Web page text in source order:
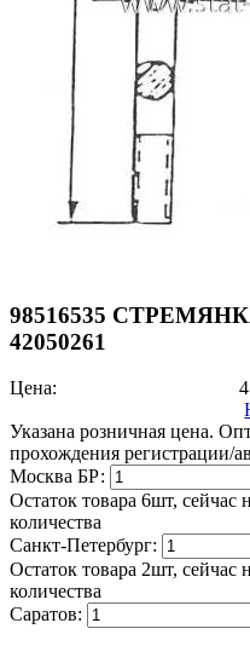
98516535
42050261
Цена:
Указана розничная цена.
прохождения регистрации/
Москва БР:
Остаток товара 6шт, сейчас
количества
Санкт-Петербург:
Остаток товара 2шт, сейчас
количества
Саратов: